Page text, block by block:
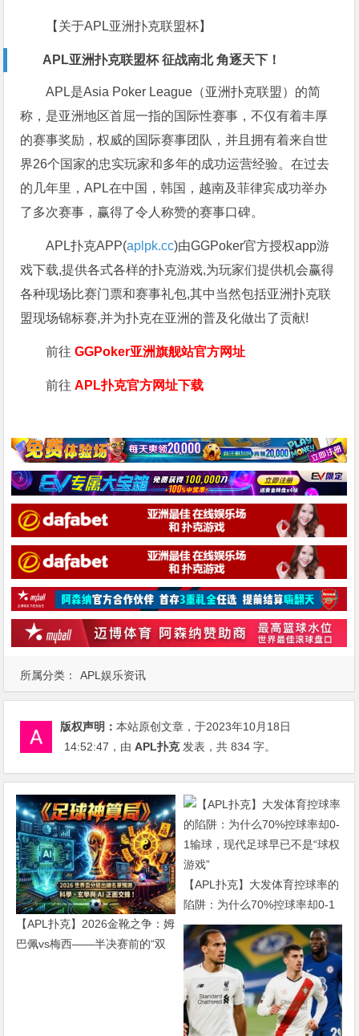
所属分类： APL娱乐资讯
【关于APL亚洲扑克联盟杯】
APL亚洲扑克联盟杯 征战南北 角逐天下！
APL是Asia Poker League（亚洲扑克联盟）的简
称，是亚洲地区首屈一指的国际性赛事，不仅有着丰厚
的赛事奖励，权威的国际赛事团队，并且拥有着来自世
界26个国家的忠实玩家和多年的成功运营经验。在过去
的几年里，APL在中国，韩国，越南及菲律宾成功举办
了多次赛事，赢得了令人称赞的赛事口碑。
APL扑克APP(aplpk.cc)由GGPoker官方授权app游
戏下载,提供各式各样的扑克游戏,为玩家们提供机会赢得
各种现场比赛门票和赛事礼包,其中当然包括亚洲扑克联
盟现场锦标赛,并为扑克在亚洲的普及化做出了贡献!
前往GGPoker亚洲旗舰站官方网址
前往APL扑克官方网址下载
版权声明：本站原创文章，于2023年10月18日
14:52:47 ，由APL扑克发表，共 834 字。
【APL扑克】2026金靴之争：姆
巴佩vs梅西——半决赛前的“双
【APL扑克】大发体育控球率的
陷阱：为什么70%控球率却0-1
输球，现代足球早已不是“球权
游戏”